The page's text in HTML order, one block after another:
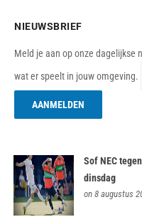
NIEUWSBRIEF
Meld je aan op onze dagelijkse
wat er speelt in jouw omgeving.
Sof NEC
dinsdag
on 8 augustus